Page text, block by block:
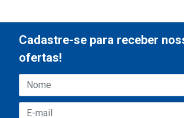
Cadastre-se para receber
ofertas!